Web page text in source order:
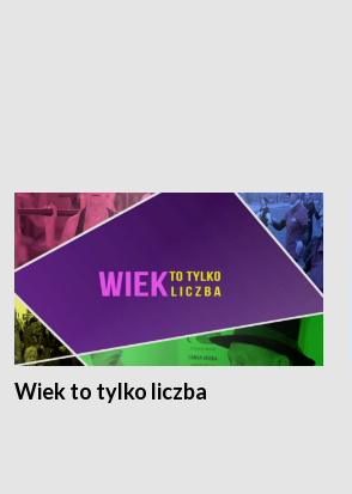
Wiek to tylko liczba